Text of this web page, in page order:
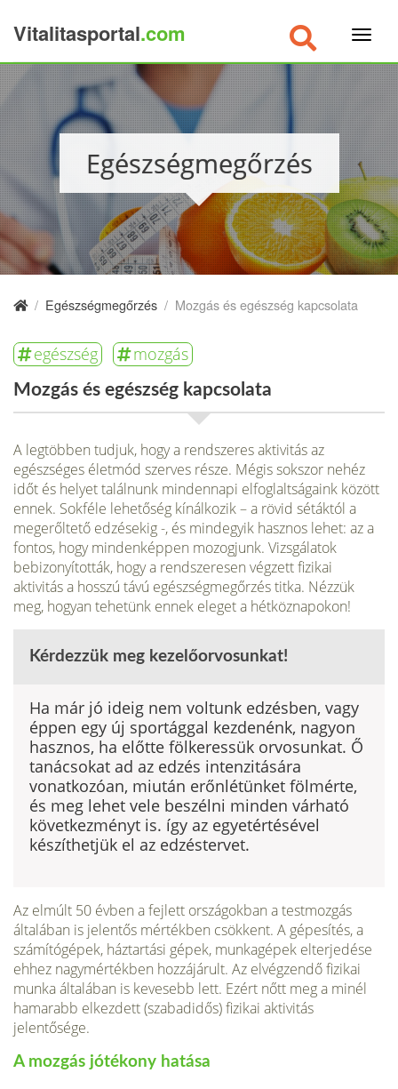
Vitalitasportal.com
Egészségmegőrzés
/ Egészségmegőrzés / Mozgás és egészség kapcsolata
egészség mozgás
Mozgás és egészség kapcsolata
A legtöbben tudjuk, hogy a rendszeres aktivitás az
egészséges életmód szerves része. Mégis sok­szor nehéz
időt és helyet találnunk mindennapi elfoglaltságaink között
ennek. Sokféle lehetőség kínálkozik – a rövid sétáktól a
megerőltető edzésekig -, és mindegyik hasznos lehet: az a
fontos, hogy mindenképpen mozogjunk. Vizsgálatok
bebizonyították, hogy a rendszeresen végzett fizikai
aktivitás a hosszú távú egészségmegőrzés titka. Nézzük
meg, hogyan tehetünk ennek eleget a hétköznapokon!
Kérdezzük meg kezelőorvosunkat!
Ha már jó ideig nem voltunk edzésben, vagy
éppen egy új sportággal kezde­nénk, nagyon
hasznos, ha előtte fölkeressük orvosunkat. Ő
tanácsokat ad az edzés intenzitására
vonatkozóan, miután erőnlétünket fölmérte,
és meg lehet vele beszélni minden várható
következményt is. így az egyetértésével
készíthetjük el az edzéstervet.
Az elmúlt 50 évben a fejlett országokban a testmozgás
általában is jelentős mérték­ben csökkent. A gépesítés, a
számítógé­pek, háztartási gépek, munkagépek elter­jedése
ehhez nagymértékben hozzájárult. Az elvégzendő fizikai
munka általában is kevesebb lett. Ezért nőtt meg a minél
hamarabb elkezdett (szabadidős) fizikai aktivitás
jelentősége.
A mozgás jótékony hatása
×